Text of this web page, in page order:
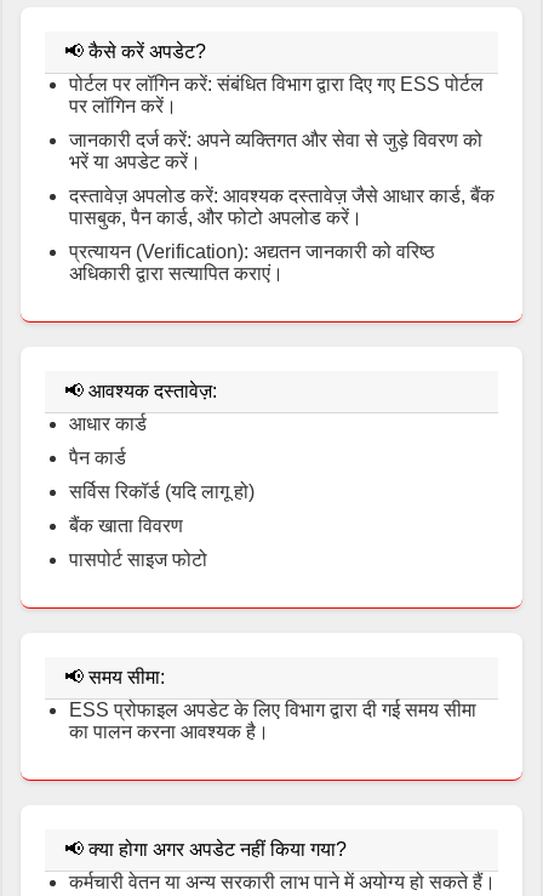
📢कैसे करें अपडेट?
पोर्टल पर लॉगिन करें: संबंधित विभाग द्वारा दिए गए ESS पोर्टल
पर लॉगिन करें।
जानकारी दर्ज करें: अपने व्यक्तिगत और सेवा से जुड़े विवरण को
भरें या अपडेट करें।
दस्तावेज़ अपलोड करें: आवश्यक दस्तावेज़ जैसे आधार कार्ड, बैंक
पासबुक, पैन कार्ड, और फोटो अपलोड करें।
प्रत्यायन (Verification): अद्यतन जानकारी को वरिष्ठ
अधिकारी द्वारा सत्यापित कराएं।
📢आवश्यक दस्तावेज़:
आधार कार्ड
पैन कार्ड
सर्विस रिकॉर्ड (यदि लागू हो)
बैंक खाता विवरण
पासपोर्ट साइज फोटो
📢समय सीमा:
ESS प्रोफाइल अपडेट के लिए विभाग द्वारा दी गई समय सीमा
का पालन करना आवश्यक है।
📢क्या होगा अगर अपडेट नहीं किया गया?
कर्मचारी वेतन या अन्य सरकारी लाभ पाने में अयोग्य हो सकते हैं।